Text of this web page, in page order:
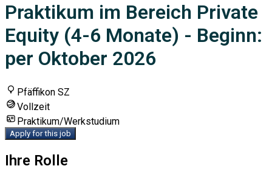
Praktikum im Bereich Private
Equity (4-6 Monate) - Beginn:
per Oktober 2026
Pfäffikon SZ
Vollzeit
Praktikum/Werkstudium
Apply for this job
Ihre Rolle